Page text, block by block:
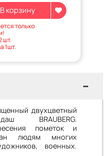
только
шт.
1шт.
двухцветный
BRAUBERG.
пометок и
людям многих
военных.